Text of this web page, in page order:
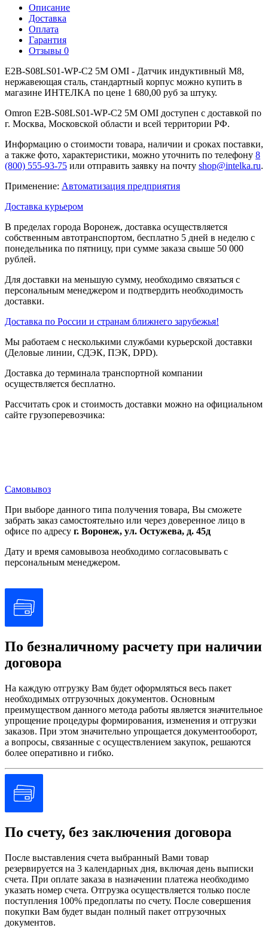
Описание
Доставка
Оплата
Гарантия
Отзывы 0
E2B-S08LS01-WP-C2 5M OMI - Датчик индуктивный M8,
нержавеющая сталь, стандартный корпус можно купить в
магазине ИНТЕЛКА по цене 1 680,00 руб за штуку.
Omron E2B-S08LS01-WP-C2 5M OMI доступен с доставкой по
г. Москва, Московской области и всей территории РФ.
Информацию о стоимости товара, наличии и сроках поставки,
а также фото, характеристики, можно уточнить по телефону 8
(800) 555-93-75 или отправить заявку на почту shop@intelka.ru.
Применение: Автоматизация предприятия
Доставка курьером
В пределах города Воронеж, доставка осуществляется
собственным автотранспортом, бесплатно 5 дней в неделю с
понедельника по пятницу, при сумме заказа свыше 50 000
рублей.
Для доставки на меньшую сумму, необходимо связаться с
персональным менеджером и подтвердить необходимость
доставки.
Доставка по России и странам ближнего зарубежья!
Мы работаем с несколькими службами курьерской доставки
(Деловые линии, СДЭК, ПЭК, DPD).
Доставка до терминала транспортной компании
осуществляется бесплатно.
Рассчитать срок и стоимость доставки можно на официальном
сайте грузоперевозчика:
Самовывоз
При выборе данного типа получения товара, Вы сможете
забрать заказ самостоятельно или через доверенное лицо в
офисе по адресу г. Воронеж, ул. Остужева, д. 45д
Дату и время самовывоза необходимо согласовывать с
персональным менеджером.
По безналичному расчету при наличии
договора
На каждую отгрузку Вам будет оформляться весь пакет
необходимых отгрузочных документов. Основным
преимуществом данного метода работы является значительное
упрощение процедуры формирования, изменения и отгрузки
заказов. При этом значительно упрощается документооборот,
а вопросы, связанные с осуществлением закупок, решаются
более оперативно и гибко.
По счету, без заключения договора
После выставления счета выбранный Вами товар
резервируется на 3 календарных дня, включая день выписки
счета. При оплате заказа в назначении платежа необходимо
указать номер счета. Отгрузка осуществляется только после
поступления 100% предоплаты по счету. После совершения
покупки Вам будет выдан полный пакет отгрузочных
документов.